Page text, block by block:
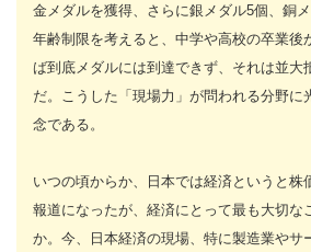
金メダルを獲得、さらに銀メダル5個、銅メ
年齢制限を考えると、中学や高校の卒業後
ば到底メダルには到達できず、それは並大
だ。こうした「現場力」が問われる分野に
念である。
いつの頃からか、日本では経済というと株
報道になったが、経済にとって最も大切な
か。今、日本経済の現場、特に製造業やサ